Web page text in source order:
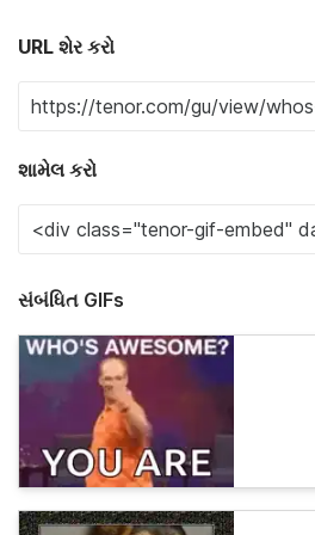
URL શેર કરો
શામેલ કરો
સંબંધિત GIFs